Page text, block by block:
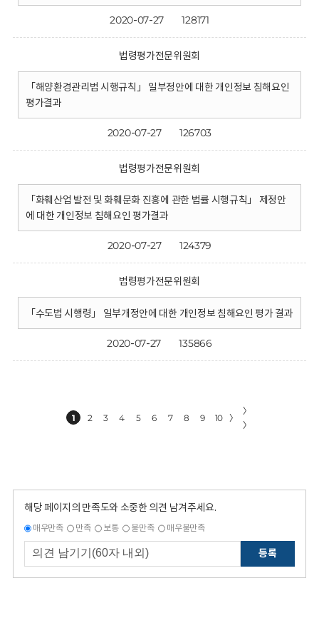
2020-07-27 128171
법령평가전문위원회
「해양환경관리법 시행규칙」 일부정안에 대한 개인정보 침해요인
평가결과
2020-07-27 126703
법령평가전문위원회
「화훼산업 발전 및 화훼문화 진흥에 관한 법률 시행규칙」 제정안
에 대한 개인정보 침해요인 평가결과
2020-07-27 124379
법령평가전문위원회
「수도법 시행령」 일부개정안에 대한 개인정보 침해요인 평가 결과
2020-07-27 135866
1 2 3 4 5 6 7 8 9 10 〉
〉
〉
해당 페이지의 만족도와 소중한 의견 남겨주세요.
매우만족 만족 보통 불만족 매우불만족
등록